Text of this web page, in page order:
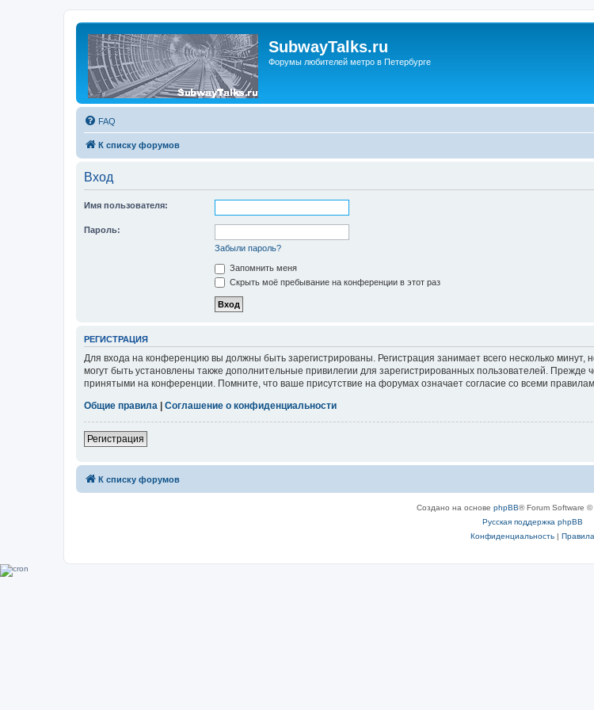
SubwayTalks.ru
Форумы любителей метро в Петербурге
FAQ
К списку форумов
Вход
Имя пользователя:
Пароль:
Забыли пароль?
Запомнить меня
Скрыть моё пребывание на конференции в этот раз
РЕГИСТРАЦИЯ
Для входа на конференцию вы должны быть зарегистрированы. Регистрация занимает всего несколько
могут быть установлены также дополнительные привилегии для зарегистрированных пользователей. Прежде
принятыми на конференции. Помните, что ваше присутствие на форумах означает согласие со всеми
Общие правила | Соглашение о конфиденциальности
Регистрация
К списку форумов
Создано на основе phpBB® Forum Software ©
Русская поддержка phpBB
Конфиденциальность| Правила